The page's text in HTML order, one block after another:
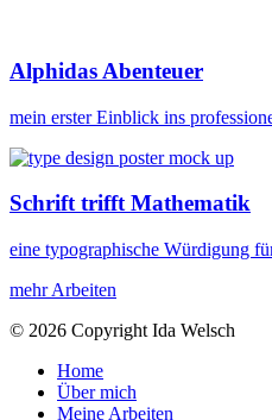
Alphidas Abenteuer
mein erster Einblick ins
Schrift trifft Mathematik
eine typographische Würdigung
mehr Arbeiten
© 2026 Copyright Ida Welsch
Home
Über mich
Meine Arbeiten